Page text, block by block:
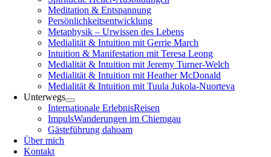
Meditation & Entspannung
Persönlichkeitsentwicklung
Metaphysik – Urwissen des Lebens
Medialität & Intuition mit Gerrie March
Intuition & Manifestation mit Teresa Leong
Medialität & Intuition mit Jeremy Turner-Welch
Medialität & Intuition mit Heather McDonald
Medialität & Intuition mit Tuula Jukola-Nuorteva
Unterwegs
Internationale ErlebnisReisen
ImpulsWanderungen im Chiemgau
Gästeführung dahoam
Über mich
Kontakt